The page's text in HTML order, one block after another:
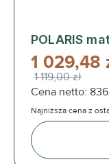
POLARIS
1 029,48
1 119,00 zł
Cena netto:
Najniższa cena z